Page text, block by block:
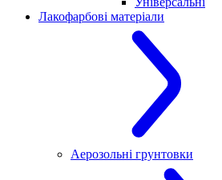
Лакофарбові матеріали
Аерозольні грунтовки